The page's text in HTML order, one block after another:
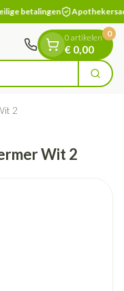
betalingen
Zoek
0 artikelen
€ 0,00
0
2
Wit 2